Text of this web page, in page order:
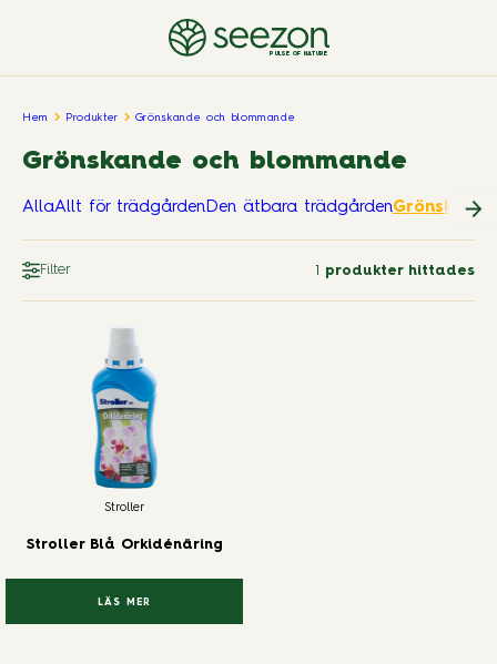
PULSE OF NATURE
Hem Produkter Grönskande och blommande
Grönskande och blommande
AllaAllt för trädgårdenDen ätbara trädgården
Filter 1 produkter hittades
Stroller
Stroller Blå Orkidénäring
LÄS MER